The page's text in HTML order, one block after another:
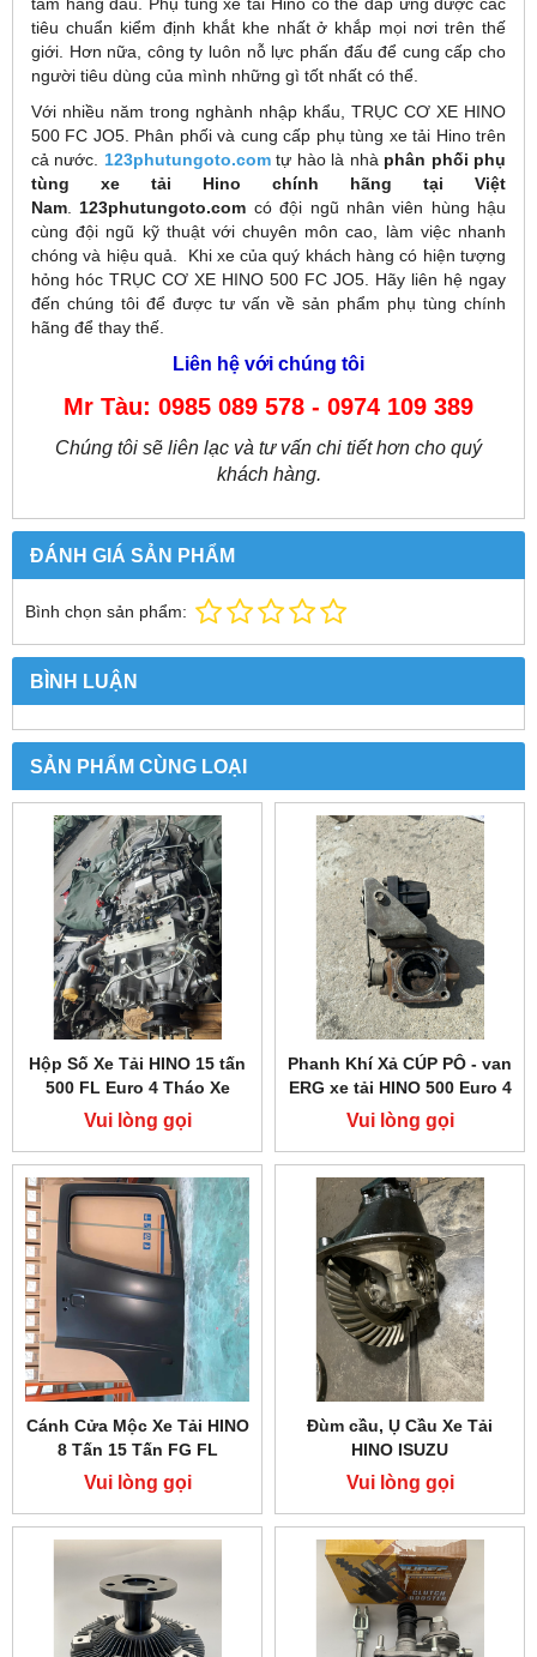
tiêu chuẩn kiểm định khắt khe nhất ở khắp mọi nơi trên thế
giới. Hơn nữa, công ty luôn nỗ lực phấn đấu để cung cấp cho
người tiêu dùng của mình những gì tốt nhất có thể.
Với nhiều năm trong nghành nhập khẩu, TRỤC CƠ XE HINO
500 FC JO5. Phân phối và cung cấp phụ tùng xe tải Hino trên
cả nước. 123phutungoto.comtự hào là nhà phân phối phụ
tùng xe tải Hino chính hãng tại Việt
Nam
123phutungoto.com có đội ngũ nhân viên hùng hậu
cùng đội ngũ kỹ thuật với chuyên môn cao, làm việc nhanh
chóng và hiệu quả. Khi xe của quý khách hàng có hiện tượng
hỏng hóc TRỤC CƠ XE HINO 500 FC JO5. Hãy liên hệ ngay
đến chúng tôi để được tư vấn về sản phẩm phụ tùng chính
hãng để thay thế.
Liên hệ với chúng tôi
Mr Tàu: 0985 089 578 - 0974 109 389
Chúng tôi sẽ liên lạc và tư vấn chi tiết hơn cho quý
khách hàng.
ĐÁNH GIÁ SẢN PHẨM
Bình chọn sản phẩm:
BÌNH LUẬN
SẢN PHẨM CÙNG LOẠI
Hộp Số Xe Tải HINO 15 tấn
500 FL Euro 4 Tháo Xe
Vui lòng gọi
Phanh Khí Xả CÚP PÔ - van
ERG xe tải HINO 500 Euro 4
Vui lòng gọi
Cánh Cửa Mộc Xe Tải HINO
8 Tấn 15 Tấn FG FL
Vui lòng gọi
Đùm cầu, Ụ Cầu Xe Tải
HINO ISUZU
Vui lòng gọi